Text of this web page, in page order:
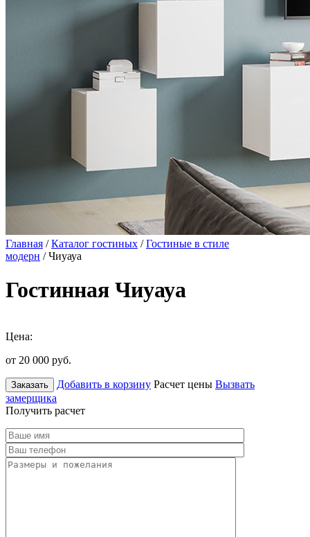
Главная /Каталог гостиных /Гостиные в стиле
модерн / Чиуауа
Гостинная Чиуауа
Цена:
от 20 000 руб.
Заказать Добавить в корзину Расчет цены Вызвать
замерщика
Получить расчет